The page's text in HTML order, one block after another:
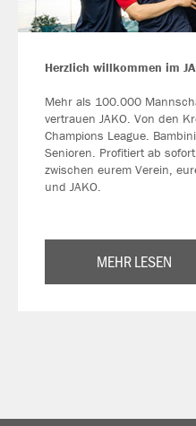
Herzlich willkommen im
Mehr als 100.000
vertrauen JAKO. Von den
Champions League.
Senioren. Profitiert ab
zwischen eurem Verein,
und JAKO.
MEHR LESEN